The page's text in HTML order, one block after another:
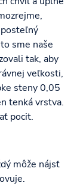
sme naše
tak, aby
veľkosti,
steny 0,05
tenká vrstva.
pocit.
môže nájsť